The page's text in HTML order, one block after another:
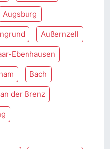
Augsburg
Außernzell
Ebenhausen
Bach
der Brenz